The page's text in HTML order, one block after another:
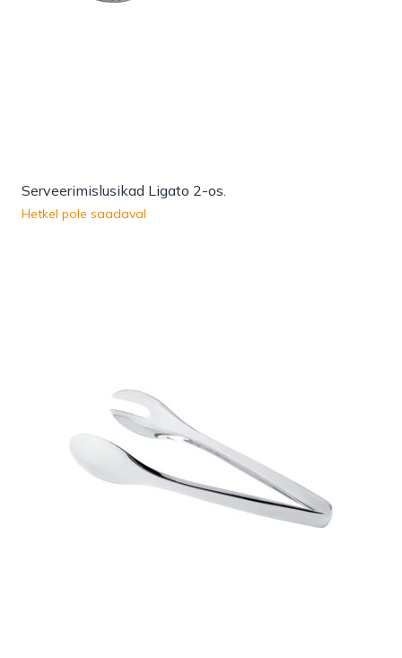
Serveerimislusikad Ligato 2-os.
Hetkel pole saadaval